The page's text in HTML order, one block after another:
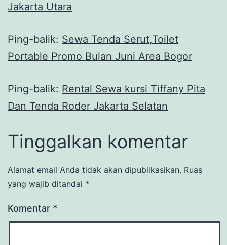
Jakarta Utara
Ping-balik: Sewa Tenda Serut,Toilet
Portable Promo Bulan Juni Area Bogor
Ping-balik: Rental Sewa kursi Tiffany Pita
Dan Tenda Roder Jakarta Selatan
Tinggalkan komentar
Alamat email Anda tidak akan dipublikasikan. Ruas
yang wajib ditandai *
Komentar *